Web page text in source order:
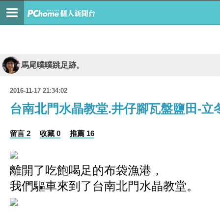
馬尾噗噗跳足跡。
2016-11-17 21:34:02
台南北門水晶教堂.井仔腳瓦盤鹽田-立
留言 2 收藏 0 推薦 16
離開了吃飽喝足的布袋漁港，
我們驅車來到了台南北門水晶教堂。